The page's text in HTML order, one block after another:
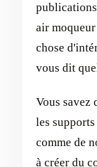
air
chose
vous dit
Vous savez
les
comme de
à créer du